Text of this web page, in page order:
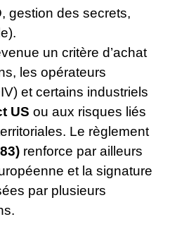
gestion des secrets,
un critère d’achat
les opérateurs
et certains industriels
US ou aux risques liés
Le règlement
renforce par ailleurs
et la signature
par plusieurs